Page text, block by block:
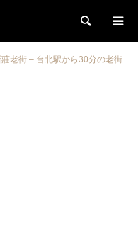
検索
莊老街 – 台北駅から30分の老街